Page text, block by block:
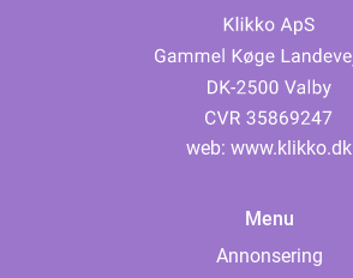
web: www.klikko.dk
Menu
Annonsering